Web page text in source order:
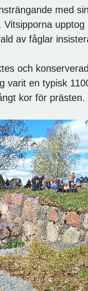
med
upptog
av fåglar
och
varit en typisk
kor för prästen.